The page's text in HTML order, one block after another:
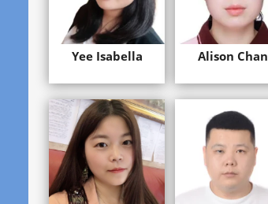
Yee Isabella Alison Chan